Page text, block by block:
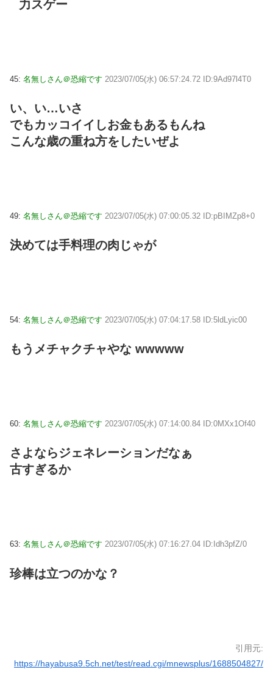
力スゲー
45: 名無しさん＠恐縮です 2023/07/05(水) 06:57:24.72 ID:9Ad97l4T0
い、い…いさ
でもカッコイイしお金もあるもんね
こんな歳の重ね方をしたいぜよ
49: 名無しさん＠恐縮です 2023/07/05(水) 07:00:05.32 ID:pBIMZp8+0
決めては手料理の肉じゃが
54: 名無しさん＠恐縮です 2023/07/05(水) 07:04:17.58 ID:5ldLyic00
もうメチャクチャやな wwwww
60: 名無しさん＠恐縮です 2023/07/05(水) 07:14:00.84 ID:0MXx1Of40
さよならジェネレーションだなぁ
古すぎるか
63: 名無しさん＠恐縮です 2023/07/05(水) 07:16:27.04 ID:Idh3pfZ/0
珍棒は立つのかな？
引用元:
https://hayabusa9.5ch.net/test/read.cgi/mnewsplus/1688504827/